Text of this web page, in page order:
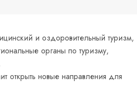
и оздоровительный туризм,
органы по туризму,
открыть новые направления для